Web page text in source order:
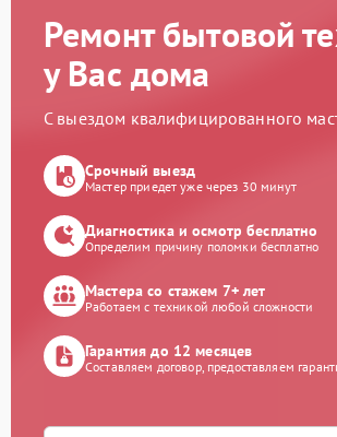
Ремонт бытовой
у Вас дома
С выездом квалифицированного
Срочный выезд
Мастер приедет уже через 30 минут
Диагностика и осмотр бесплатно
Определим причину поломки бесплатно
Мастера со стажем 7+ лет
Работаем с техникой любой сложности
Гарантия до 12 месяцев
Составляем договор, предоставляем